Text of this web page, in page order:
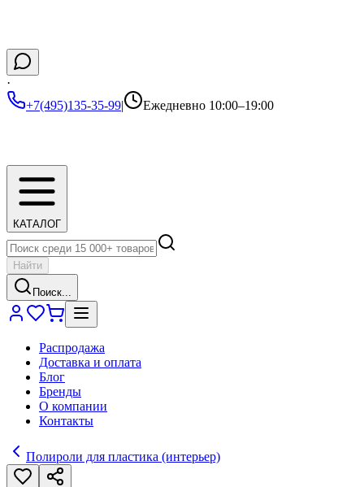
·
+7(495)135-35-99| Ежедневно 10:00–19:00
КАТАЛОГ
Найти
Поиск...
Распродажа
Доставка и оплата
Блог
Бренды
О компании
Контакты
Полироли для пластика (интерьер)